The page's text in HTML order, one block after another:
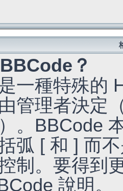
？
一種特殊的
管理者決定
。BBCode
弧 [ 和 ] 而
制。要得到
說明。